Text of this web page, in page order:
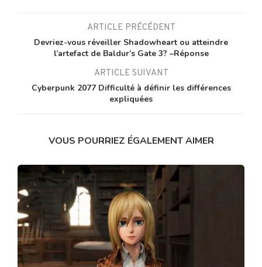
ARTICLE PRÉCÉDENT
Devriez-vous réveiller Shadowheart ou atteindre
l’artefact de Baldur’s Gate 3? –Réponse
ARTICLE SUIVANT
Cyberpunk 2077 Difficulté à définir les différences
expliquées
VOUS POURRIEZ ÉGALEMENT AIMER